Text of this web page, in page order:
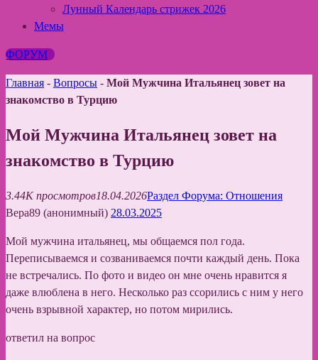
Лунный Календарь стрижек 2026
Мемы
ФОРУМ
Главная - Вопросы - Мой Мужчина Итальянец зовет на
знакомство в Турцию
Мой Мужчина Итальянец зовет на
знакомство в Турцию
3.44K просмотров18.04.2026Раздел Форума: Отношения
Вера89 (анонимный) 28.03.2025
Мой мужчина итальянец, мы общаемся пол года.
Переписываемся и созваниваемся почти каждый день. Пока
не встречались. По фото и видео он мне очень нравится я
даже влюблена в него. Несколько раз ссорились с ним у него
очень взрывной характер, но потом мирились.
ответил на вопрос